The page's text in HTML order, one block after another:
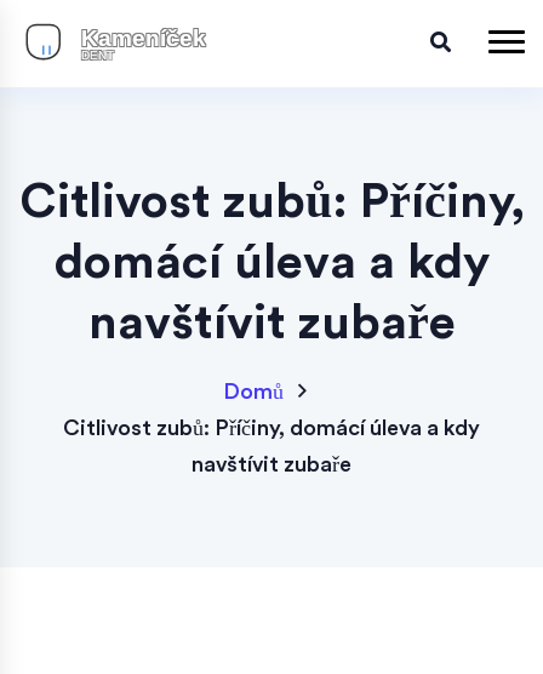
Citlivost zubů: Příčiny,
domácí úleva a kdy
navštívit zubaře
Domů
Citlivost zubů: Příčiny, domácí úleva a kdy
navštívit zubaře